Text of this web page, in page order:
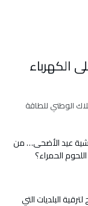
الكهرباء
الوطني للطاقة
عشية عيد الأضحى… من
الحمراء؟
214 مليار دج لترقية البلديات التي